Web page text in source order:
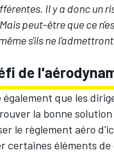
Il y a donc un
peut-être que ce
s'ils ne
de
également que les
la bonne
le règlement aéro
certaines éléments